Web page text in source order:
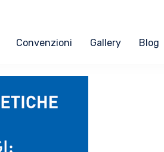
Convenzioni Gallery Blog